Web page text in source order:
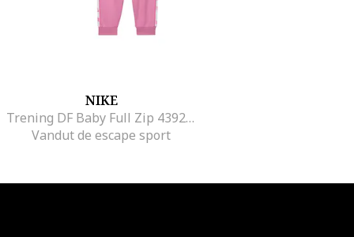
NIKE
Trening DF Baby Full Zip 43928, Roz
Vandut de escape sport